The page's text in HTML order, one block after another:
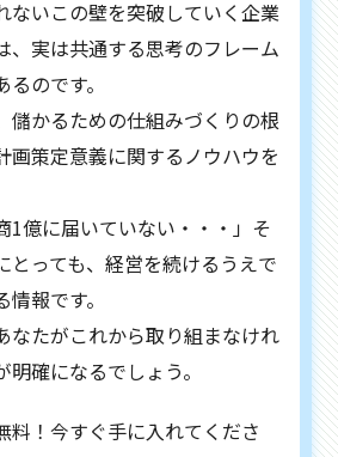
ないこの壁を突破していく企業
、実は共通する思考のフレーム
のです。
儲かるための仕組みづくりの根
画策定意義に関するノウハウを
1億に届いていない・・・」そ
とっても、経営を続けるうえで
報です。
なたがこれから取り組まなけれ
確になるでしょう。
料！今すぐ手に入れてくださ